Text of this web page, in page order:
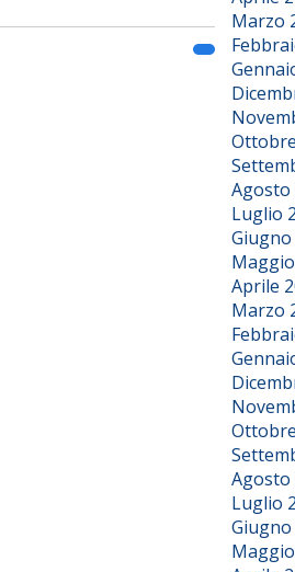
Marzo
Agosto
Luglio
Giugno
Aprile
Marzo
Agosto
Luglio
Giugno